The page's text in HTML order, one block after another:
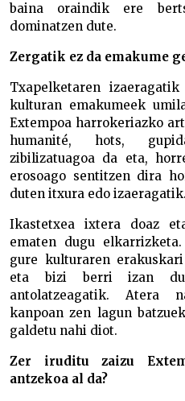
baina oraindik ere
dominatzen dute.
Zergatik ez da emakume
Txapelketaren
kulturan emakumeek
Extempoa harrokeriazko
humanité, hots,
zibilizatuagoa da eta,
erosoago sentitzen dira
duten itxura edo izaeragatik.
Ikastetxea ixtera doaz
ematen dugu
gure kulturaren
eta bizi berri izan
antolatzeagatik. Atera
kanpoan zen lagun
galdetu nahi diot.
Zer iruditu zaizu
antzekoa al da?